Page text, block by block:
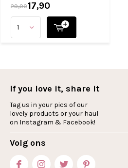
29,9017,90
If you love it, share it
Tag us in your pics of our
lovely products or your haul
on Instagram & Facebook!
Volg ons